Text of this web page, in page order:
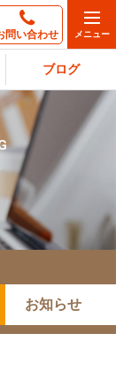
問い合わせ
ブログ
お知らせ